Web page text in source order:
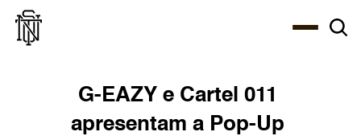
G-EAZY e Cartel 011
apresentam a Pop-Up